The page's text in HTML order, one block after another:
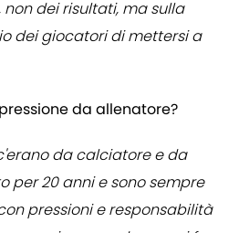
non dei risultati, ma sulla
dei giocatori di mettersi a
da allenatore?
da calciatore e da
per 20 anni e sono sempre
pressioni e responsabilità